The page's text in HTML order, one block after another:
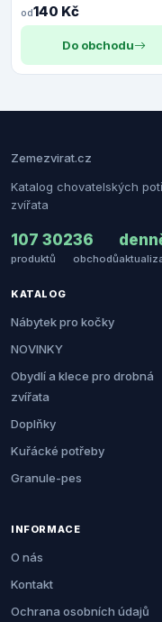
od140 Kč
Do obchodu
Zemezvirat.cz
Katalog chovatelských
zvířata
107 302
produktů
36
obchodů
KATALOG
Nábytek pro kočky
NOVINKY
Obydlí a klece pro drobná
zvířata
Doplňky
Kuřácké potřeby
Granule-pes
INFORMACE
O nás
Kontakt
Ochrana osobních údajů